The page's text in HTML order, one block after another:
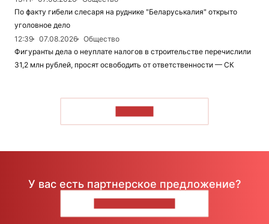
По факту гибели слесаря на руднике "Беларуськалия" открыто
уголовное дело
12:39
07.08.2026
Общество
Фигуранты дела о неуплате налогов в строительстве перечислили
31,2 млн рублей, просят освободить от ответственности — СК
У вас есть партнерское предложение?